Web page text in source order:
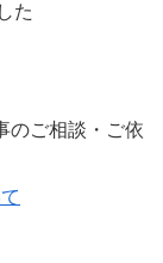
た
のご相談・ご依